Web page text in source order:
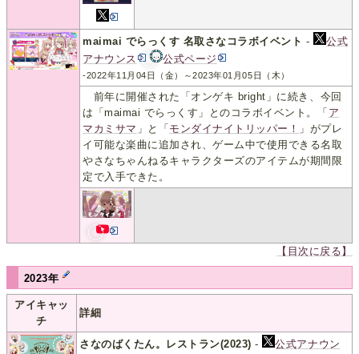
maimai でらっくす 名取さなコラボイベント -
公式
アナウンス
公式ページ
-2022年11月04日（金）～2023年01月05日（木）
前年に開催された「オンゲキ bright」に続き、今回
は「maimai でらっくす」とのコラボイベント。「 ア
マカミサマ 」と「 モンダイナイトリッパー！ 」がプレ
イ可能な楽曲に追加され、ゲーム中で使用できる名取
やさなちゃんねるキャラクターズのアイテムが期間限
定で入手できた。
【目次に戻る】
2023年
アイキャッ
チ
詳細
さなのばくたん。レストラン(2023) -
公式アナウン